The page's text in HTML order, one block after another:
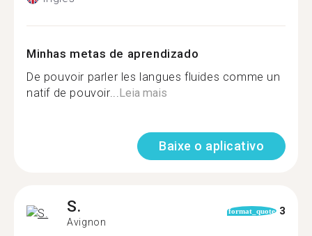
Minhas metas de aprendizado
De pouvoir parler les langues fluides comme un
natif de pouvoir... Leia mais
Baixe o aplicativo
S.
Avignon
format_quote 3